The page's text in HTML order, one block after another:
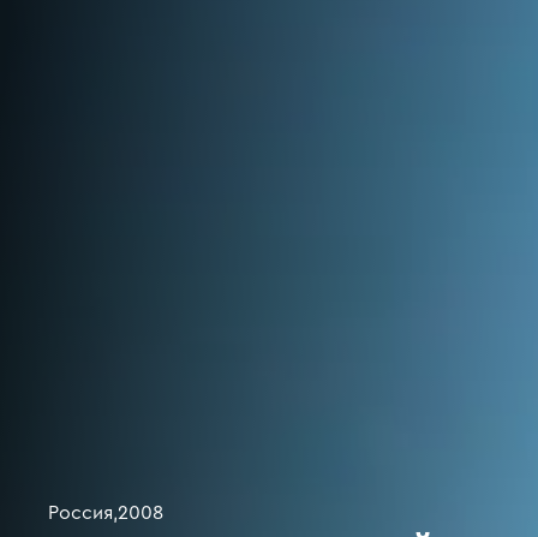
Россия,2008